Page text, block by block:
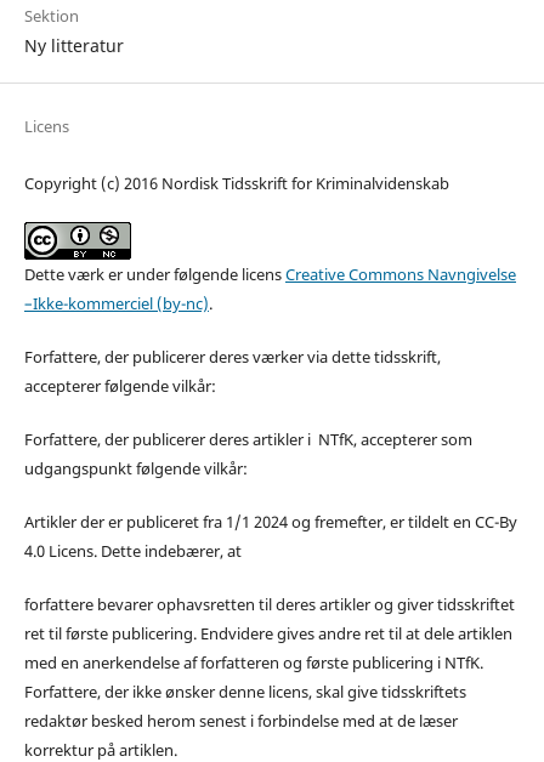
Sektion
Ny litteratur
Licens
Copyright (c) 2016 Nordisk Tidsskrift for Kriminalvidenskab
Dette værk er under følgende licensCreative Commons Navngivelse
–Ikke-kommerciel (by-nc).
Forfattere, der publicerer deres værker via dette tidsskrift,
accepterer følgende vilkår:
Forfattere, der publicerer deres artikler i NTfK, accepterer som
udgangspunkt følgende vilkår:
Artikler der er publiceret fra 1/1 2024 og fremefter, er tildelt en CC-By
4.0 Licens. Dette indebærer, at
forfattere bevarer ophavsretten til deres artikler og giver tidsskriftet
ret til første publicering. Endvidere gives andre ret til at dele artiklen
med en anerkendelse af forfatteren og første publicering i NTfK.
Forfattere, der ikke ønsker denne licens, skal give tidsskriftets
redaktør besked herom senest i forbindelse med at de læser
korrektur på artiklen.